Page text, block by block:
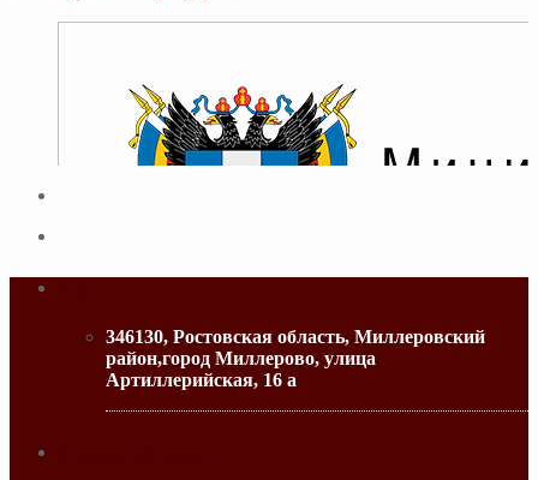
346130, Ростовская область, Миллеровский
район,город Миллерово, улица
Артиллерийская, 16 а